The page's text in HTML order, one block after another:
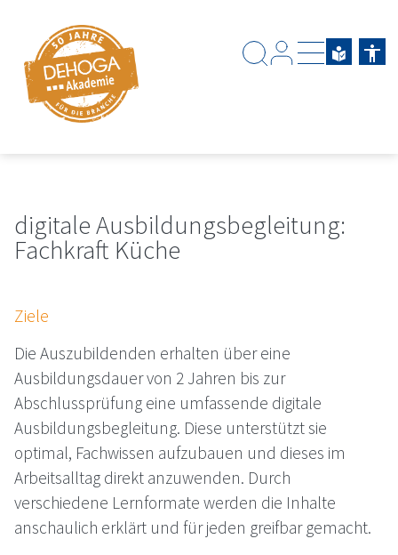
digitale Ausbildungsbegleitung:
Fachkraft Küche
Ziele
Die Auszubildenden erhalten über eine
Ausbildungsdauer von 2 Jahren bis zur
Abschlussprüfung eine umfassende digitale
Ausbildungsbegleitung. Diese unterstützt sie
optimal, Fachwissen aufzubauen und dieses im
Arbeitsalltag direkt anzuwenden. Durch
verschiedene Lernformate werden die Inhalte
anschaulich erklärt und für jeden greifbar gemacht.